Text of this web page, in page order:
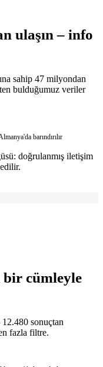
ulaşın – info
sahip 47 milyondan
bulduğumuz veriler
barındırılır
doğrulanmış iletişim
cümleyle
sonuçtan
fazla filtre.